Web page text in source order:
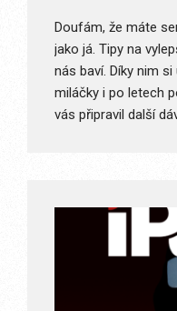
Doufám, že máte
jako já. Tipy na
nás baví. Díky nim
miláčky i po letech
vás připravil další